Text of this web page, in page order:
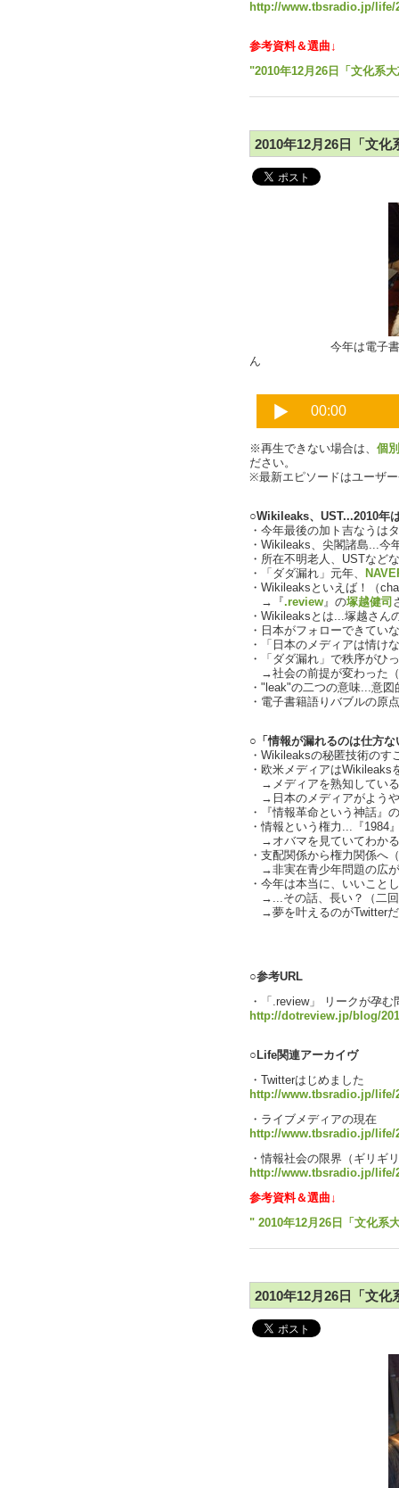
http://www.tbsradio.jp/life/
参考資料＆選曲↓
"2010年12月26日「文化系
2010年12月26日「文化
今年は電子書籍関連
ん
※再生できない場合は、 個
ださい。
※最新エピソードはユーザ
○Wikileaks、UST...2010年
・今年最後の加ト吉なうは
・Wikileaks、尖閣諸島...今
・所在不明老人、USTなど
・「ダダ漏れ」元年、
・Wikileaksといえば！（
→『 .review』の塚越健司
・Wikileaksとは...塚越さん
・日本がフォローできてい
・「日本のメディアは情け
・「ダダ漏れ」で秩序がひ
→社会の前提が変わった
・"leak"の二つの意味...意
・電子書籍語りバブルの原
○「情報が漏れるのは仕方
・Wikileaksの秘匿技術のす
・欧米メディアはWikileaks
→メディアを熟知してい
→日本のメディアがよう
・『情報革命という神話』
・情報という権力...『1984
→オバマを見ていてわか
・支配関係から権力関係へ
→非実在青少年問題の広
・今年は本当に、いいこと
→...その話、長い？（二回
→夢を叶えるのがTwitter
○参考URL
・「.review」 リークが孕
http://dotreview.jp/blog/
○Life関連アーカイヴ
・Twitterはじめました
http://www.tbsradio.jp/life/
・ライブメディアの現在
http://www.tbsradio.jp/life/
・情報社会の限界（ギリギ
http://www.tbsradio.jp/life/
参考資料＆選曲↓
" 2010年12月26日「文化系
2010年12月26日「文化